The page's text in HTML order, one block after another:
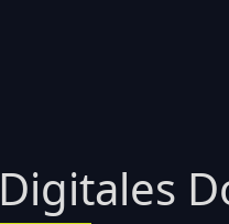
Digitales